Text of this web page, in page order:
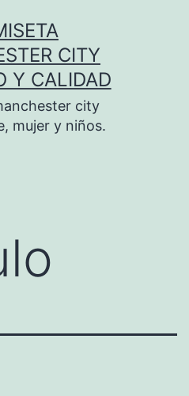
CITY
Y CALIDAD
city
mujer y niños.